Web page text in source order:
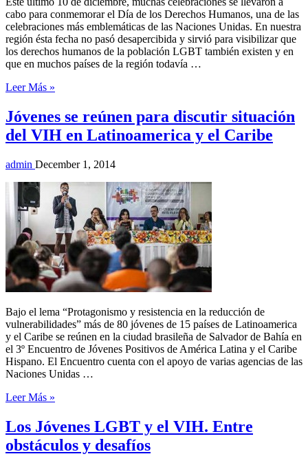
cabo para conmemorar el Día de los Derechos Humanos, una de las
celebraciones más emblemáticas de las Naciones Unidas. En nuestra
región ésta fecha no pasó desapercibida y sirvió para visibilizar que
los derechos humanos de la población LGBT también existen y en
que en muchos países de la región todavía …
Leer Más »
Jóvenes se reúnen para discutir situación
del VIH en Latinoamerica y el Caribe
admin December 1, 2014
Bajo el lema “Protagonismo y resistencia en la reducción de
vulnerabilidades” más de 80 jóvenes de 15 países de Latinoamerica
y el Caribe se reúnen en la ciudad brasileña de Salvador de Bahía en
el 3º Encuentro de Jóvenes Positivos de América Latina y el Caribe
Hispano. El Encuentro cuenta con el apoyo de varias agencias de las
Naciones Unidas …
Leer Más »
Los Jóvenes LGBT y el VIH. Entre
obstáculos y desafíos